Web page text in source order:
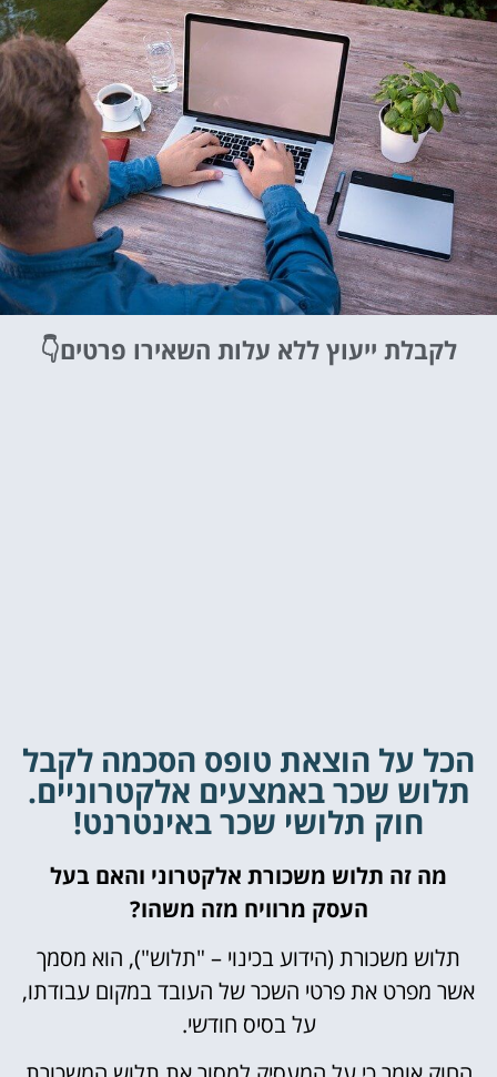
לקבלת ייעוץ ללא עלות השאירו פרטים👇
הכל על הוצאת טופס הסכמה לקבל
תלוש שכר באמצעים אלקטרוניים.
חוק תלושי שכר באינטרנט!
מה זה תלוש משכורת אלקטרוני והאם בעל
העסק מרוויח מזה משהו?
תלוש משכורת (הידוע בכינוי – "תלוש"), הוא מסמך
אשר מפרט את פרטי השכר של העובד במקום עבודתו,
על בסיס חודשי.